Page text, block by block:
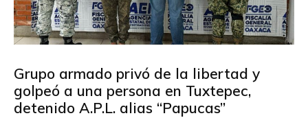
Grupo armado privó de la libertad y
golpeó a una persona en Tuxtepec,
detenido A.P.L. alias “Papucas”